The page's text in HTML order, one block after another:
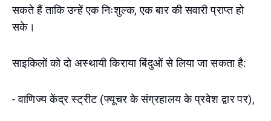
सकते हैं ताकि उन्हें एक निःशुल्क, एक बार की सवारी प्राप्त हो
सके।
साइकिलों को दो अस्थायी किराया बिंदुओं से लिया जा सकता है:
- वाणिज्य केंद्र स्ट्रीट (फ्यूचर के संग्रहालय के प्रवेश द्वार पर),